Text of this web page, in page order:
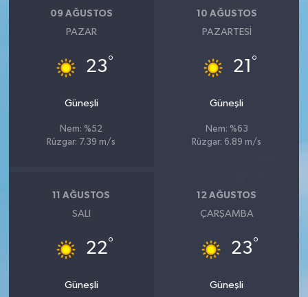
09 AĞUSTOS
PAZAR
23°
Güneşli
Nem: %52
Rüzgar: 7.39 m/s
10 AĞUSTOS
PAZARTESI
21 °
Güneşli
Nem: %63
Rüzgar: 6.89 m/s
11 AĞUSTOS
SALI
22°
Güneşli
12 AĞUSTOS
ÇARŞAMBA
23°
Güneşli